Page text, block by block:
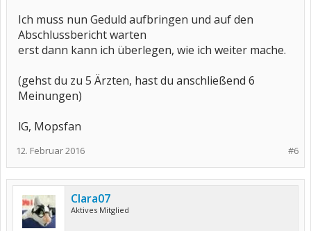
Ich muss nun Geduld aufbringen und auf den
Abschlussbericht warten
erst dann kann ich überlegen, wie ich weiter mache.
(gehst du zu 5 Ärzten, hast du anschließend 6
Meinungen)
lG, Mopsfan
#6
12. Februar 2016
Clara07
Aktives Mitglied